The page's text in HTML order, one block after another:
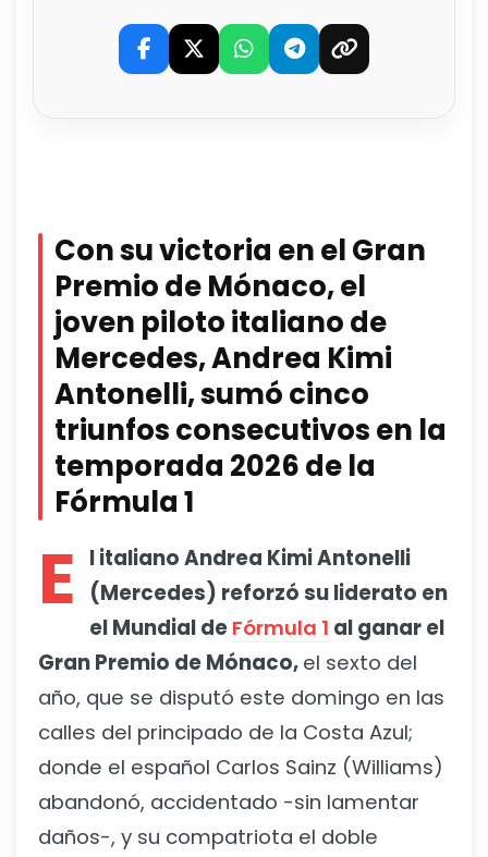
Con su victoria en el Gran
Premio de Mónaco, el
joven piloto italiano de
Mercedes, Andrea Kimi
Antonelli, sumó cinco
triunfos consecutivos en la
temporada 2026 de la
Fórmula 1
E
l italiano Andrea Kimi Antonelli
(Mercedes) reforzó su liderato en
el Mundial de Fórmula 1 al ganar el
Gran Premio de Mónaco, el sexto del
año, que se disputó este domingo en las
calles del principado de la Costa Azul;
donde el español Carlos Sainz (Williams)
abandonó, accidentado -sin lamentar
daños-, y su compatriota el doble